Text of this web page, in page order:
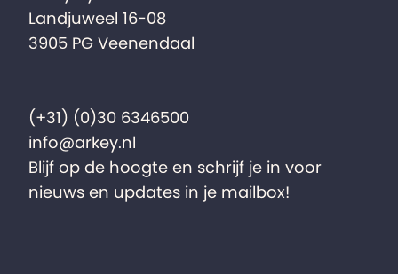
Landjuweel 16-08
3905 PG Veenendaal
(+31) (0)30 6346500
info@arkey.nl
Blijf op de hoogte en schrijf je in voor
nieuws en updates in je mailbox!